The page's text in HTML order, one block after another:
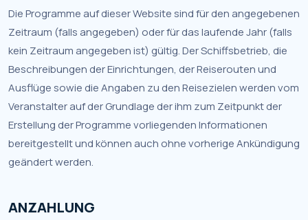
Die Programme auf dieser Website sind für den angegebenen
Zeitraum (falls angegeben) oder für das laufende Jahr (falls
kein Zeitraum angegeben ist) gültig. Der Schiffsbetrieb, die
Beschreibungen der Einrichtungen, der Reiserouten und
Ausflüge sowie die Angaben zu den Reisezielen werden vom
Veranstalter auf der Grundlage der ihm zum Zeitpunkt der
Erstellung der Programme vorliegenden Informationen
bereitgestellt und können auch ohne vorherige Ankündigung
geändert werden.
ANZAHLUNG